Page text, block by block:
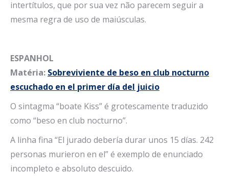
intertítulos, que por sua vez não parecem seguir a
mesma regra de uso de maiúsculas.
ESPANHOL
Matéria: Sobreviviente de beso en club nocturno
escuchado en el primer día del juicio
O sintagma “boate Kiss” é grotescamente traduzido
como “beso en club nocturno”.
A linha fina “El jurado debería durar unos 15 días. 242
personas murieron en el” é exemplo de enunciado
incompleto e absoluto descuido.